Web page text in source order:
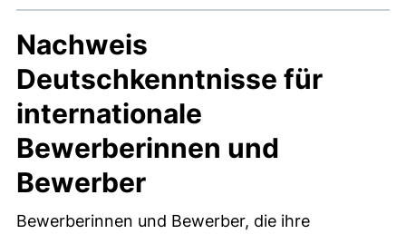
Nachweis
Deutschkenntnisse für
internationale
Bewerberinnen und
Bewerber
Bewerberinnen und Bewerber, die ihre